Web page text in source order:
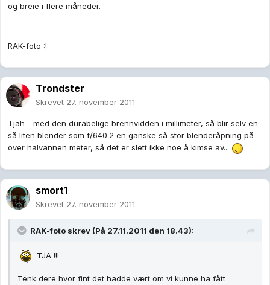
og breie i flere måneder.
RAK-foto :!:
Trondster
Skrevet 27. november 2011
Tjah - med den durabelige brennvidden i millimeter, så blir selv en
så liten blender som f/640.2 en ganske så stor blenderåpning på
over halvannen meter, så det er slett ikke noe å kimse av...
smort1
Skrevet 27. november 2011
RAK-foto skrev (På 27.11.2011 den 18.43):
TJA !!!
Tenk dere hvor fint det hadde vært om vi kunne ha fått